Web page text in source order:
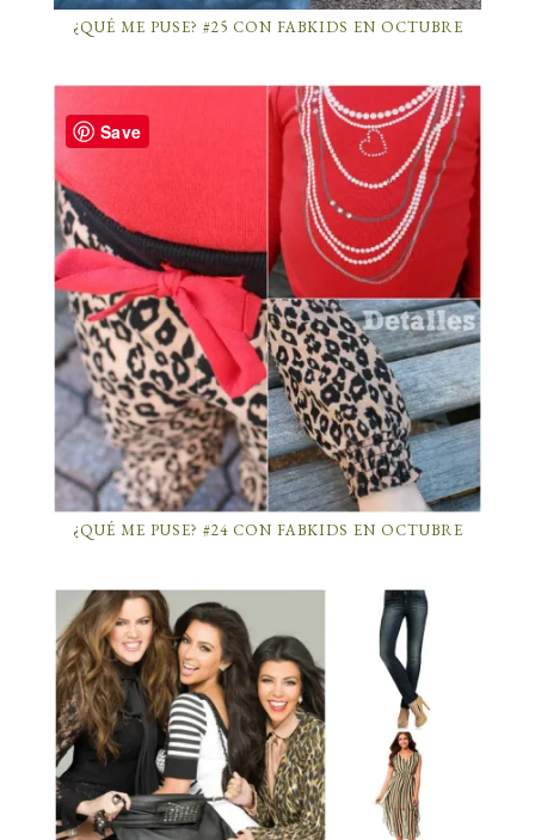
¿QUÉ ME PUSE? #25 CON FABKIDS EN OCTUBRE
¿QUÉ ME PUSE? #24 CON FABKIDS EN OCTUBRE
Save